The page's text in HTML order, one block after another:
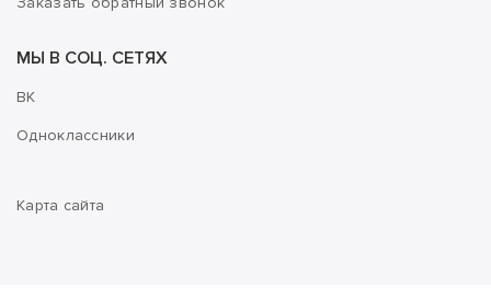
МЫ В СОЦ. СЕТЯХ
ВК
Одноклассники
Карта сайта